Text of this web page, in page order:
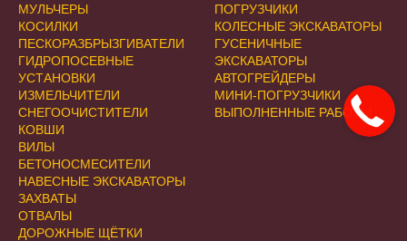
МУЛЬЧЕРЫ
КОСИЛКИ
ПЕСКОРАЗБРЫЗГИВАТЕЛИ
ГИДРОПОСЕВНЫЕ
УСТАНОВКИ
ИЗМЕЛЬЧИТЕЛИ
СНЕГООЧИСТИТЕЛИ
КОВШИ
ВИЛЫ
БЕТОНОСМЕСИТЕЛИ
НАВЕСНЫЕ ЭКСКАВАТОРЫ
ЗАХВАТЫ
ОТВАЛЫ
ДОРОЖНЫЕ ЩЁТКИ
ПОГРУЗЧИКИ
КОЛЕСНЫЕ ЭКСКАВАТОРЫ
ГУСЕНИЧНЫЕ
ЭКСКАВАТОРЫ
АВТОГРЕЙДЕРЫ
МИНИ-ПОГРУЗЧИКИ
ВЫПОЛНЕННЫЕ РАБОТЫ